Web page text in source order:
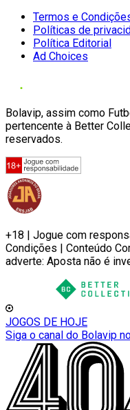
Termos e
Políticas de
Política Editorial
Ad Choices
Bolavip, assim como
pertencente à Better
reservados.
+18 | Jogue com
Condições | Conteúdo
adverte: Aposta não é
JOGOS DE HOJE
Siga o canal do Bolavip